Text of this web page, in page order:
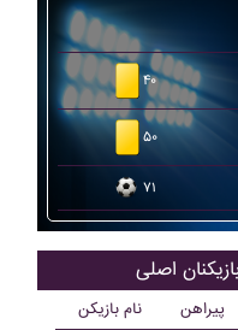
۴۰
۵۰
۷۱
نام بازیکن پیراهن